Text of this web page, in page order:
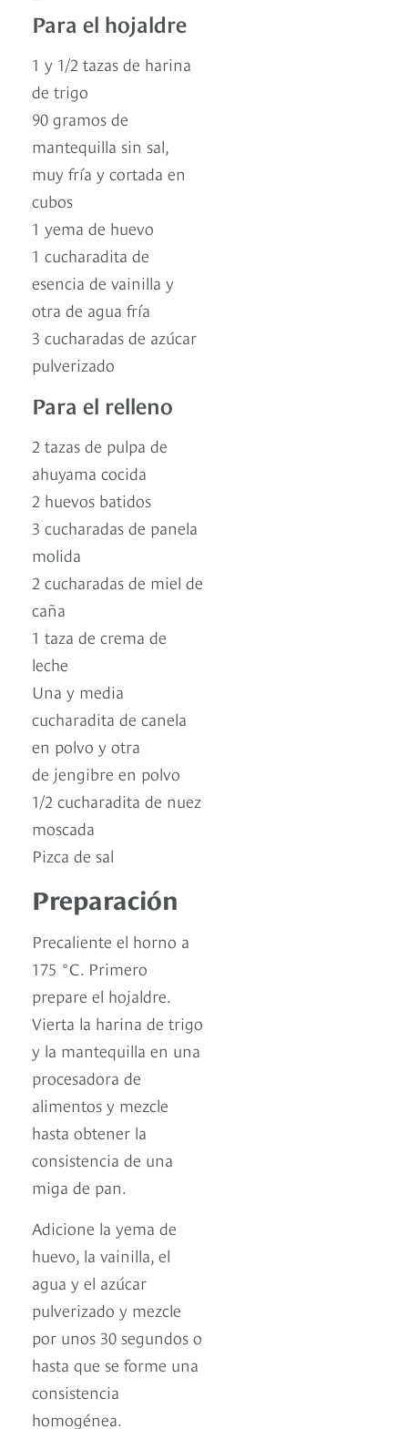
Para el hojaldre
1 y 1/2 tazas de harina
de trigo
90 gramos de
mantequilla sin sal,
muy fría y cortada en
cubos
1 yema de huevo
1 cucharadita de
esencia de vainilla y
otra de agua fría
3 cucharadas de azúcar
pulverizado
Para el relleno
2 tazas de pulpa de
ahuyama cocida
2 huevos batidos
3 cucharadas de panela
molida
2 cucharadas de miel de
caña
1 taza de crema de
leche
Una y media
cucharadita de canela
en polvo y otra
de jengibre en polvo
1/2 cucharadita de nuez
moscada
Pizca de sal
Preparación
Precaliente el horno a
175 °C. Primero
prepare el hojaldre.
Vierta la harina de trigo
y la mantequilla en una
procesadora de
alimentos y mezcle
hasta obtener la
consistencia de una
miga de pan.
Adicione la yema de
huevo, la vainilla, el
agua y el azúcar
pulverizado y mezcle
por unos 30 segundos o
hasta que se forme una
consistencia
homogénea.